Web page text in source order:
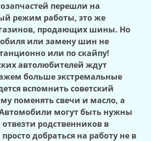
перешли на
режим работы, это же
продающих шины. Но
или замену шин не
или по скайпу!
автолюбителей ждут
больше экстремальные
вспомнить советский
поменять свечи и масло, а
могут быть нужны
родственников в
добраться на работу не в